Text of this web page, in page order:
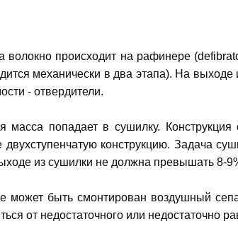
происходит на рафинере
механически в два этапа). На
- отвердители.
масса попадает в сушилку.
двухступенчатую конструкцию. Задача
из сушилки не должна превышать 8-
может быть смонтирован воздушный
от недостаточного или недостаточно